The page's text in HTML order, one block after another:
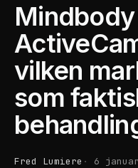
vilken
som
Fred Lumiere 6